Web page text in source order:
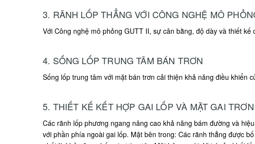
3. RÃNH LỐP THẲNG VỚI CÔNG NGHỆ MÔ
Với Công nghệ mô phỏng GUTT II, sự cân bằng, độ dày và thiết
4. SỐNG LỐP TRUNG TÂM BÁN TRƠN
Sống lốp trung tâm với mặt bán trơn cải thiện khả năng điều khiển
5. THIẾT KẾ KẾT HỢP GAI LỐP VÀ MẶT GAI TRƠN
Các rãnh lốp phương ngang nâng cao khả năng bám đường và
với phần phía ngoài gai lốp. Mặt bên trong: Các rãnh thẳng được